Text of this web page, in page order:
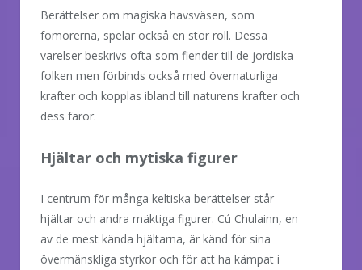
Berättelser om magiska havsväsen, som
fomorerna, spelar också en stor roll. Dessa
varelser beskrivs ofta som fiender till de jordiska
folken men förbinds också med övernaturliga
krafter och kopplas ibland till naturens krafter och
dess faror.
Hjältar och mytiska figurer
I centrum för många keltiska berättelser står
hjältar och andra mäktiga figurer. Cú Chulainn, en
av de mest kända hjältarna, är känd för sina
övermänskliga styrkor och för att ha kämpat i